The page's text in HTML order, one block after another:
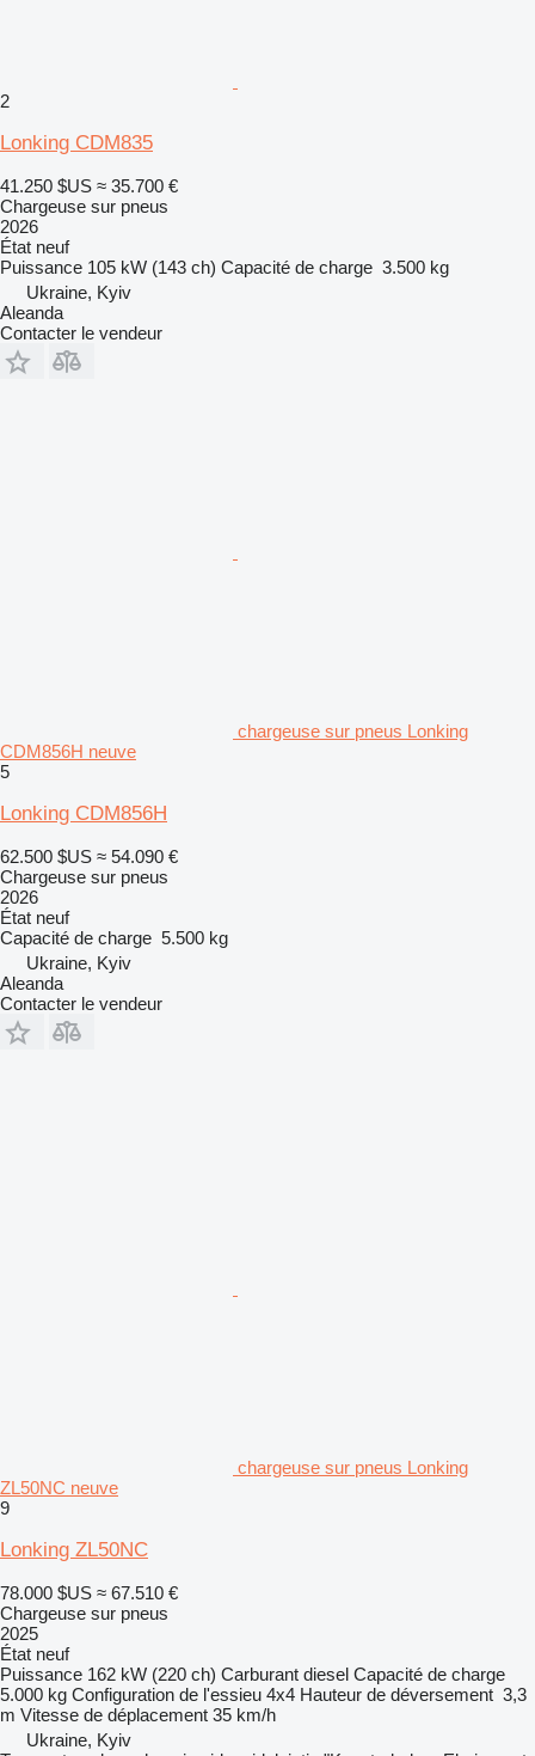
2
Lonking CDM835
41.250 $US ≈ 35.700 €
Chargeuse sur pneus
2026
État neuf
Puissance 105 kW (143 ch) Capacité de charge 3.500 kg
Ukraine, Kyiv
Aleanda
Contacter le vendeur
chargeuse sur pneus Lonking
CDM856H neuve
5
Lonking CDM856H
62.500 $US ≈ 54.090 €
Chargeuse sur pneus
2026
État neuf
Capacité de charge 5.500 kg
Ukraine, Kyiv
Aleanda
Contacter le vendeur
chargeuse sur pneus Lonking
ZL50NC neuve
9
Lonking ZL50NC
78.000 $US ≈ 67.510 €
Chargeuse sur pneus
2025
État neuf
Puissance 162 kW (220 ch) Carburant diesel Capacité de charge
5.000 kg Configuration de l'essieu 4x4 Hauteur de déversement 3,3
m Vitesse de déplacement 35 km/h
Ukraine, Kyiv